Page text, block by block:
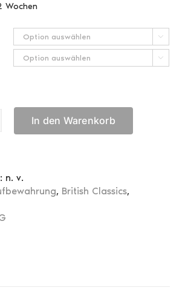
Wochen


In den Warenkorb
n. v.
, British Classics,